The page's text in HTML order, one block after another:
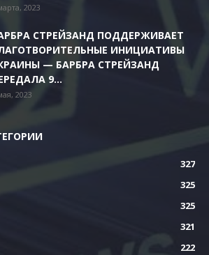
2023
СТРЕЙЗАНД ПОДДЕРЖИВАЕТ
ИНИЦИАТИВЫ
— БАРБРА СТРЕЙЗАНД
9...
2023
327
325
325
321
222